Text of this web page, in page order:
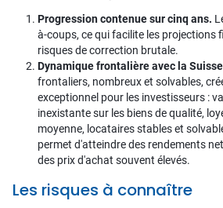
Progression contenue sur cinq ans.
à-coups, ce qui facilite les projections
risques de correction brutale.
Dynamique frontalière avec la
frontaliers, nombreux et solvables,
exceptionnel pour les investisseurs :
inexistante sur les biens de qualité,
moyenne, locataires stables et
permet d'atteindre des rendements
des prix d'achat souvent élevés.
Les risques à connaître